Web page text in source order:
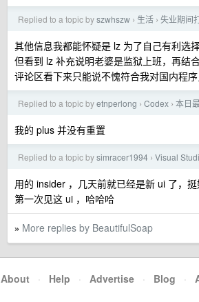
Replied to a topic byszwhszw › 生活 › 失业期间
其他信息我都能怀疑是 lz 为了自己有利选
但看到 lz 补充说明老婆是监狱上班，再结
评论区看下来只能说不愧符合我对国内程
Replied to a topic byetnperlong › Codex › 本日
我的 plus 并没有重置
Replied to a topic bysimracer1994 › Visual
用的 insider ，几天前就已经是新 ui 了，
第一次见这 ui ，哈哈哈
» More replies by BeautifulSoap
About · Help · Advertise · Blog ·